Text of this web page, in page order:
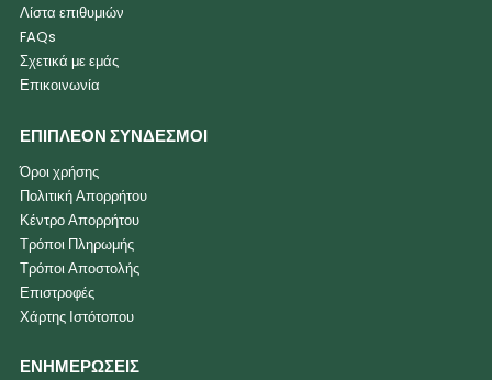
Λίστα επιθυμιών
FAQs
Σχετικά με εμάς
Επικοινωνία
ΕΠΙΠΛΕΟΝ ΣΥΝΔΕΣΜΟΙ
Όροι χρήσης
Πολιτική Απορρήτου
Κέντρο Απορρήτου
Τρόποι Πληρωμής
Τρόποι Αποστολής
Επιστροφές
Χάρτης Ιστότοπου
ΕΝΗΜΕΡΩΣΕΙΣ